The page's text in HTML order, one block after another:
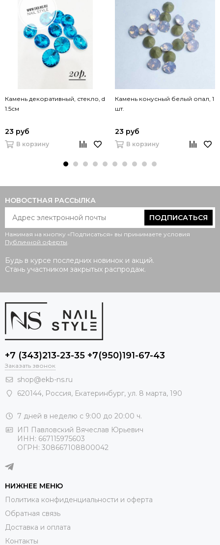
Камень декоративный, стекло, d
1.5см
23 руб
В корзину
Камень конусный белый опал, 1
шт.
23 руб
В корзину
НОВОСТНАЯ РАССЫЛКА
ПОДПИСАТЬСЯ
Нажимая на кнопку «Подписаться» вы принимаете условия
Публичной оферты.
Будь в курсе последних новинок и акций.
Стань участником закрытых распродаж.
+7 (343)213-23-35 +7(950)191-67-43
Заказать звонок
shop@ekb-ns.ru
620144, Россия, Екатеринбург, ул. 8 марта, 190
7 дней в неделю с 9:00 до 20:00 ч.
ИП Павловский Вячеслав Юрьевич
ИНН: 667115975603
ОГРН: 308667108800042
НИЖНЕЕ МЕНЮ
Политика конфиденциальности и оферта
Обратная связь
Доставка и оплата
Контакты